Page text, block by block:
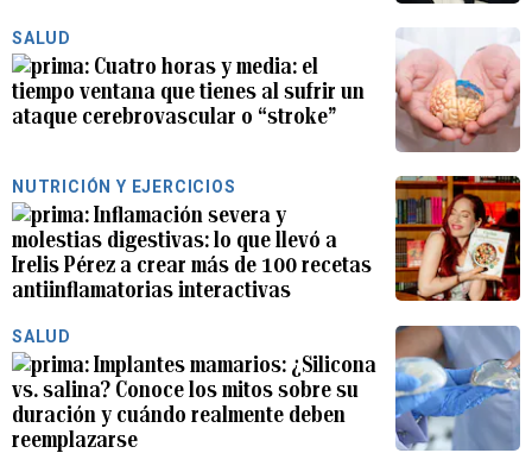
SALUD
Cuatro horas y media: el
tiempo ventana que tienes al sufrir un
ataque cerebrovascular o “stroke”
NUTRICIÓN Y EJERCICIOS
Inflamación severa y
molestias digestivas: lo que llevó a
Irelis Pérez a crear más de 100 recetas
antiinflamatorias interactivas
SALUD
Implantes mamarios: ¿Silicona
vs. salina? Conoce los mitos sobre su
duración y cuándo realmente deben
reemplazarse